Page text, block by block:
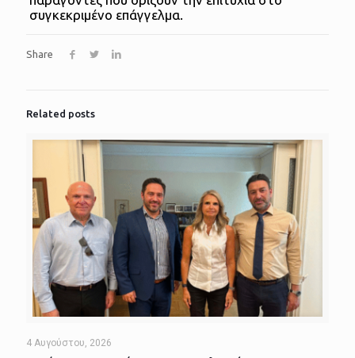
συγκεκριμένο επάγγελμα.
Share
Related posts
4 Αυγούστου, 2026